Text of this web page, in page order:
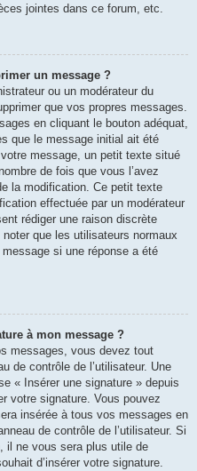
jointes dans ce forum, etc.
un message ?
ou un modérateur du
que vos propres messages.
en cliquant le bouton adéquat,
que le message initial ait été
message, un petit texte situé
de fois que vous l’avez
la modification. Ce petit texte
effectuée par un modérateur
rédiger une raison discrète
que les utilisateurs normaux
si une réponse a été
à mon message ?
messages, vous devez tout
de contrôle de l’utilisateur. Une
« Insérer une signature » depuis
votre signature. Vous pouvez
insérée à tous vos messages en
de contrôle de l’utilisateur. Si
il ne vous sera plus utile de
d’insérer votre signature.